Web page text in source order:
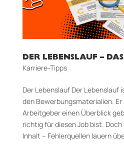
DER LEBENSLAUF –
Karriere-Tipps
Der Lebenslauf Der Lebenslauf
den Bewerbungsmaterialien.
Arbeitgeber einen Überblick
richtig für diesen Job bist. Doch
Inhalt – Fehlerquellen lauern